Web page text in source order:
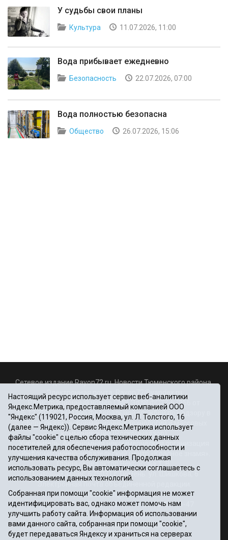
У судьбы свои планы
Культура 11.07.2026, 11:00
Вода прибывает ежедневно
Безопасность 22.07.2026, 07:00
Вода полностью безопасна
Общество 26.07.2026, 15:06
Сетевое издание Rayon72.ru. Новости Тюменского района.
Rayon72@yandex.ru
Регистрационный номер СМИ Эл № ФС77-67956 от
06.12.2016г., выдано Федеральной службой по надзору в
сфере связи, информационных технологий и массовых
коммуникаций (Роскомнадзор)
Учредитель: Автономная некоммерческая организация
«Информационно-издательский центр «Красное знамя».
Главный редактор Некрасова Т. В.
Почтовый адрес: 625031 г.Тюмень. ул. Шишкова, 6
Электронная почта объединенной редакции:
krasnoeznam@rambler.ru
Телефоны 8 (3452) 34-80-60, 69-56-73, 69-56-47
Политика оператора
Информация об учреждении
Публичная оферта
Настоящий ресурс использует сервис веб-аналитики
Яндекс.Метрика, предоставляемый компанией ООО
"Яндекс" (119021, Россия, Москва, ул. Л. Толстого, 16
(далее — Яндекс)). Сервис Яндекс.Метрика использует
файлы "cookie" с целью сбора технических данных
посетителей для обеспечения работоспособности и
улучшения качества обслуживания. Продолжая
использовать ресурс, Вы автоматически соглашаетесь с
использованием данных технологий.
Собранная при помощи "cookie" информация не может
идентифицировать вас, однако может помочь нам
улучшить работу сайта. Информация об использовании
вами данного сайта, собранная при помощи "cookie",
будет передаваться Яндексу и храниться на серверах